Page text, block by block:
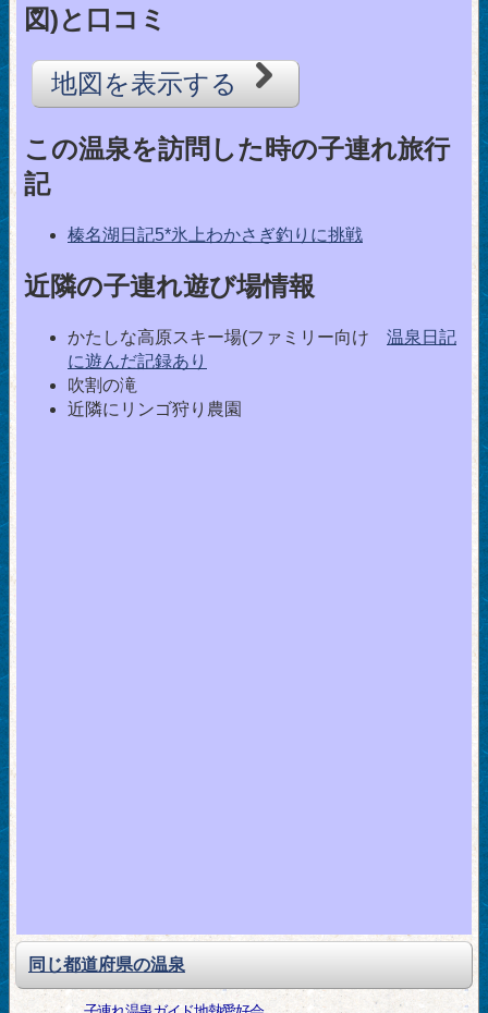
図)と口コミ
地図を表示する
この温泉を訪問した時の子連れ旅行
記
榛名湖日記5*氷上わかさぎ釣りに挑戦
近隣の子連れ遊び場情報
かたしな高原スキー場(ファミリー向け 温泉日記
に遊んだ記録あり
吹割の滝
近隣にリンゴ狩り農園
同じ都道府県の温泉